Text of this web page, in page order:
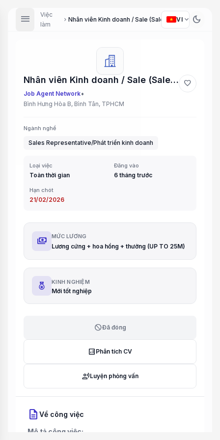
menu
Việc
làm
chevron_right Nhân viên Kinh doanh / Sale (Sales Staff) VIexpand_more dark_mode
Nhân viên Kinh doanh / Sale (Sales Staff)
Job Agent Network•
Bình Hưng Hòa B, Bình Tân, TPHCM
favorite
Ngành nghề
Sales Representative/Phát triển kinh doanh
Loại việc
Toàn thời gian
Đăng vào
6 tháng trước
Hạn chót
21/02/2026
payments MỨC LƯƠNG
Lương cứng + hoa hồng + thưởng (UP TO 25M)
KINH NGHIỆM
Mới tốt nghiệp
blockĐã đóng
analytics Phân tích CV
record_voice_overLuyện phỏng vấn
description Về công việc
Mô tả công việc: